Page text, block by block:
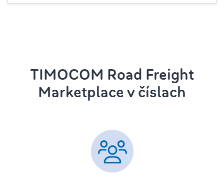
TIMOCOM Road Freight
Marketplace v číslach